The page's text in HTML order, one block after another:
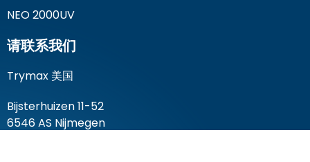
NEO 2000UV
请联系我们
Trymax 美国
Bijsterhuizen 11-52
6546 AS Nijmegen